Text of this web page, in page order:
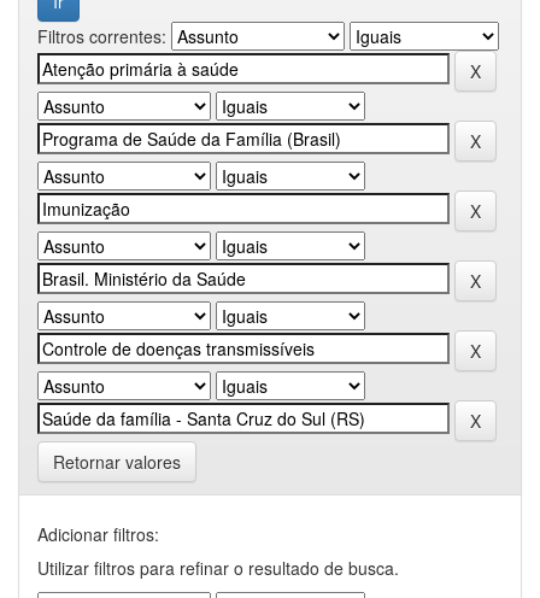
Filtros correntes:
Retornar valores
Adicionar filtros:
Utilizar filtros para refinar o resultado de busca.